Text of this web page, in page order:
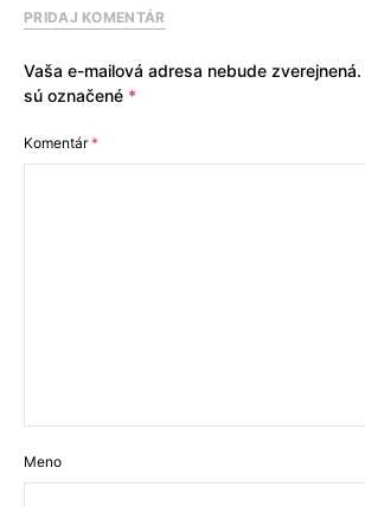
PRIDAJ KOMENTÁR
Vaša e-mailová adresa nebude zverejnená.
sú označené *
Komentár*
Meno